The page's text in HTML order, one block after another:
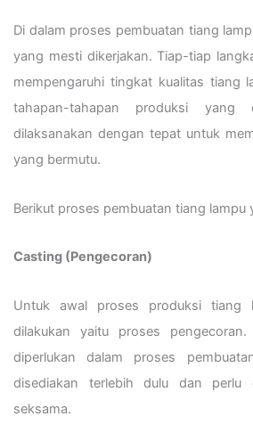
Di dalam proses pembuatan tiang
yang mesti dikerjakan. Tiap-tiap
mempengaruhi tingkat kualitas tiang
tahapan-tahapan produksi yang
dilaksanakan dengan tepat untuk
yang bermutu.
Berikut proses pembuatan tiang lampu
Casting (Pengecoran)
Untuk awal proses produksi tiang
dilakukan yaitu proses
diperlukan dalam proses
disediakan terlebih dulu dan perlu
seksama.